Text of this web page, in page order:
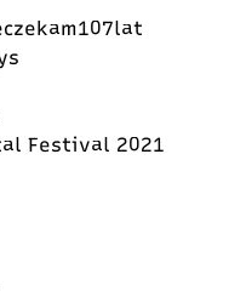
Festival 2021